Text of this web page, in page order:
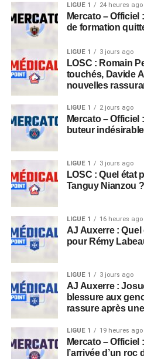
LIGUE 1 24 heures ago
Mercato –
de formation
LIGUE 1 3 jours ago
LOSC : Romain
touchés, Davide
nouvelles
LIGUE 1 2 jours ago
Mercato – Officiel
buteur indésirable
LIGUE 1 3 jours ago
LOSC : Quel état
Tanguy Nianzou ?
LIGUE 1 16 heures ago
AJ Auxerre :
pour Rémy
LIGUE 1 3 jours ago
AJ Auxerre :
blessure aux
rassure après
LIGUE 1 19 heures ago
Mercato –
l’arrivée d’un